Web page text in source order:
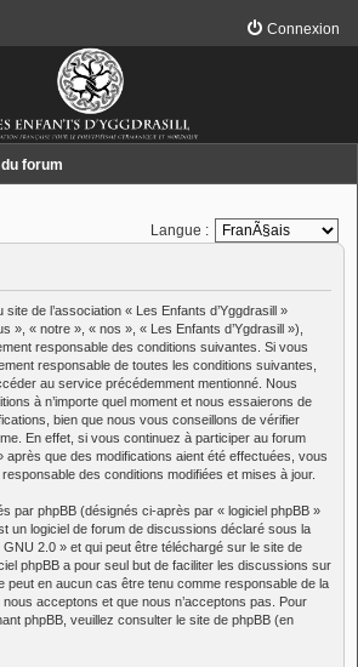
Connexion
forum
Langue :
de l’association « Les Enfants d’Yggdrasill »
», « notre », « nos », « Les Enfants d’Ygdrasill »),
responsable des conditions suivantes. Si vous
responsable de toutes les conditions suivantes,
au service précédemment mentionné. Nous
à n’importe quel moment et nous essaierons de
bien que nous vous conseillons de vérifier
En effet, si vous continuez à participer au forum
après que des modifications aient été effectuées, vous
des conditions modifiées et mises à jour.
par phpBB (désignés ci-après par « logiciel phpBB »
un logiciel de forum de discussions déclaré sous la
GNU 2.0 » et qui peut être téléchargé sur le site de
phpBB a pour seul but de faciliter les discussions sur
peut en aucun cas être tenu comme responsable de la
acceptons et que nous n’acceptons pas. Pour
phpBB, veuillez consulter le site de phpBB (en